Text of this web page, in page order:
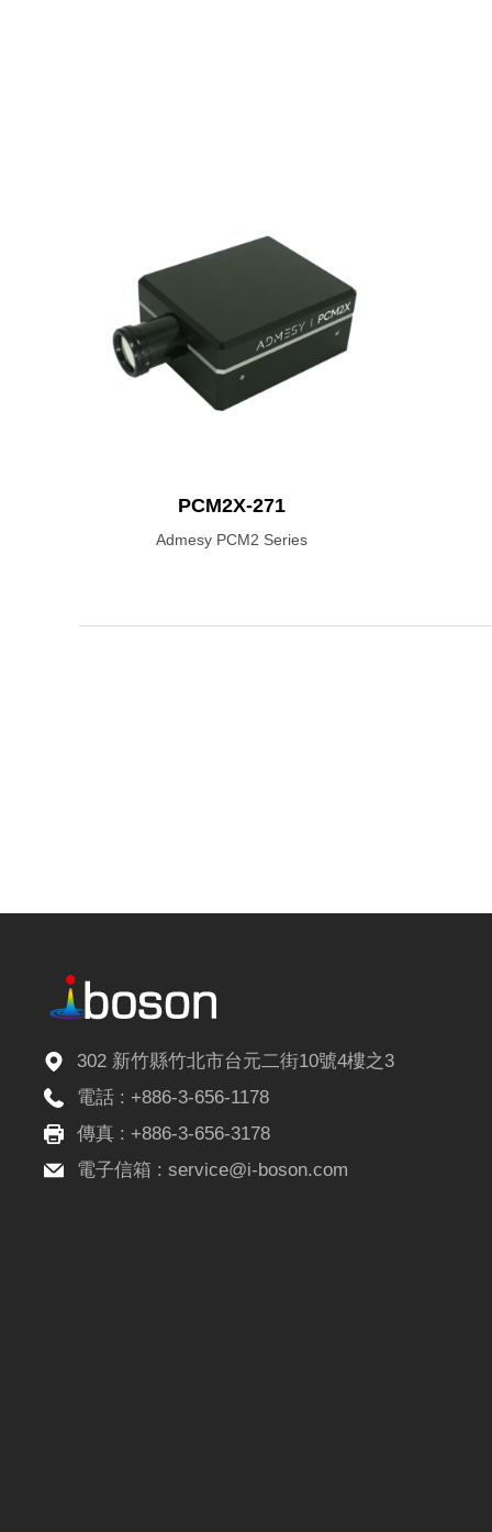
PCM2X-271
Admesy PCM2 Series
302 新竹縣竹北市台元二街10號4樓之3
電話 : +886-3-656-1178
傳真 : +886-3-656-3178
電子信箱 : service@i-boson.com